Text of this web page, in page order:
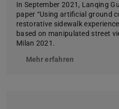
In September 2021, Lanqing
paper “Using artificial ground
restorative sidewalk
based on manipulated street
Milan 2021.
Mehr erfahren